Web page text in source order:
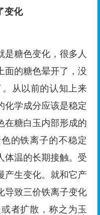
变化
是糖色变化，很多人
面的糖色晕开了，没
从以前的认知上来
化学成分应该是稳定
在糖白玉内部形成的
的铁离子的不稳定
体温的长期接触。受
产生变化。就和它产
导致三价铁离子变化
者扩散，称之为玉